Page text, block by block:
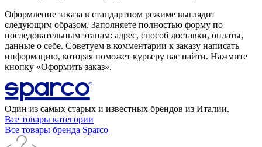
Оформление заказа в стандартном режиме выглядит
следующим образом. Заполняете полностью форму по
последовательным этапам: адрес, способ доставки, оплаты,
данные о себе. Советуем в комментарии к заказу написать
информацию, которая поможет курьеру вас найти. Нажмите
кнопку «Оформить заказ».
Один из самых старых и известных брендов из Италии.
Все товары категории
Все товары бренда Sparco